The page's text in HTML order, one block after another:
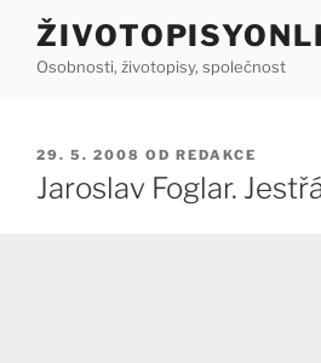
Přejít
obsahuOsobnosti, životopisy, společnost
PUBLIKOVÁNO
29. 5. 2008 OD REDAKCE
Jaroslav Foglar.